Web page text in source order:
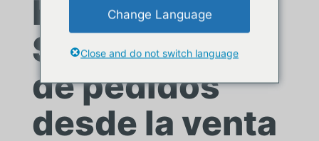
hormigón:
Seguimiento
de pedidos
desde la venta
Change Language
Close and do not switch language